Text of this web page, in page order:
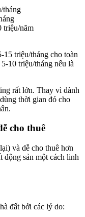
tháng
triệu/năm
15 triệu/tháng cho toàn
10 triệu/tháng nếu là
rất lớn. Thay vì dành
thời gian đó cho
cho thuê
và dễ cho thuê hơn
động sản một cách linh
đất bởi các lý do: